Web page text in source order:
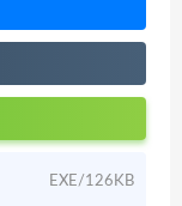
EXE/126KB